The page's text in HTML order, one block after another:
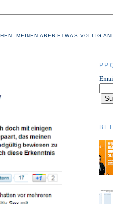
MEINEN ABER ETWAS VÖLLIG